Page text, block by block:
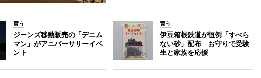
買う
ジーンズ移動販売の「デニム
マン」がアニバーサリーイベ
ント
買う
伊豆箱根鉄道が恒例「すべら
ない砂」配布 お守りで受験
生と家族を応援